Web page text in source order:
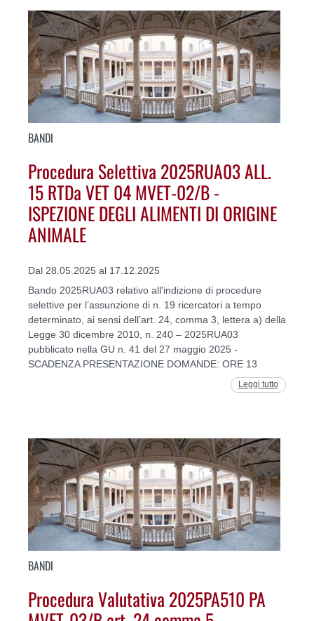
BANDI
Procedura Selettiva 2025RUA03 ALL.
15 RTDa VET 04 MVET-02/B -
ISPEZIONE DEGLI ALIMENTI DI ORIGINE
ANIMALE
Dal 28.05.2025 al 17.12.2025
Bando 2025RUA03 relativo all'indizione di procedure
selettive per l’assunzione di n. 19 ricercatori a tempo
determinato, ai sensi dell’art. 24, comma 3, lettera a) della
Legge 30 dicembre 2010, n. 240 – 2025RUA03
pubblicato nella GU n. 41 del 27 maggio 2025 -
SCADENZA PRESENTAZIONE DOMANDE: ORE 13
Leggi tutto
BANDI
Procedura Valutativa 2025PA510 PA